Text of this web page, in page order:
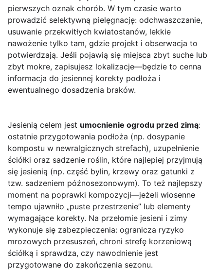
pierwszych oznak chorób. W tym czasie warto
prowadzić selektywną pielęgnację: odchwaszczanie,
usuwanie przekwitłych kwiatostanów, lekkie
nawożenie tylko tam, gdzie projekt i obserwacja to
potwierdzają. Jeśli pojawią się miejsca zbyt suche lub
zbyt mokre, zapisujesz lokalizacje—będzie to cenna
informacja do jesiennej korekty podłoża i
ewentualnego dosadzenia braków.
Jesienią celem jest umocnienie ogrodu przed zimą:
ostatnie przygotowania podłoża (np. dosypanie
kompostu w newralgicznych strefach), uzupełnienie
ściółki oraz sadzenie roślin, które najlepiej przyjmują
się jesienią (np. część bylin, krzewy oraz gatunki z
tzw. sadzeniem późnosezonowym). To też najlepszy
moment na poprawki kompozycji—jeżeli wiosenne
tempo ujawniło „puste przestrzenie” lub elementy
wymagające korekty. Na przełomie jesieni i zimy
wykonuje się zabezpieczenia: ogranicza ryzyko
mrozowych przesuszeń, chroni strefę korzeniową
ściółką i sprawdza, czy nawodnienie jest
przygotowane do zakończenia sezonu.